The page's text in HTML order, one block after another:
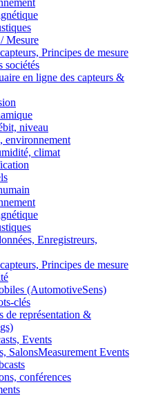
Mesure
Principes de mesure
sociétés
en ligne des capteurs &
niveau
environnement
climat
Enregistreurs,
Principes de mesure
(AutomotiveSens)
clés
de représentation &
Events
SalonsMeasurement Events
conférences